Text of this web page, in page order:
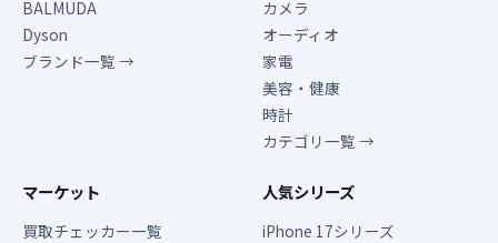
BALMUDA
Dyson
ブランド一覧 →
カメラ
オーディオ
家電
美容・健康
時計
カテゴリ一覧 →
マーケット
買取チェッカー一覧
人気シリーズ
iPhone 17シリーズ